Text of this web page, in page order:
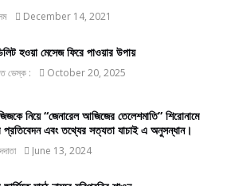
December 14, 2021
হওয়া মেসেজ ফিরে পাওয়ার উপায়
ডেস্ক : October 20, 2025
নিয়ে “জেনারেল আজিজের তেলেশমাতি” শিরোনামে
প্রতিবেদন এবং তথ্যের সত্যতা যাচাই এ অনুসন্ধান।
June 13, 2024